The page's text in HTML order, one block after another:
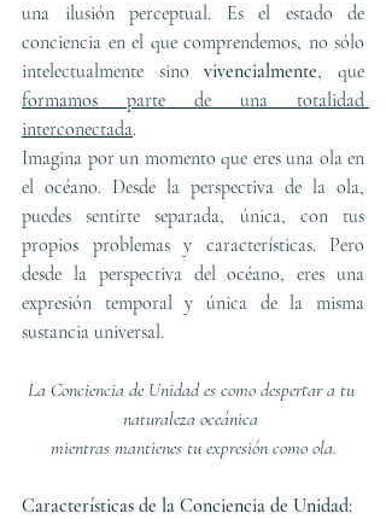
una ilusión perceptual. Es el estado de
conciencia en el que comprendemos, no sólo
intelectualmente sino vivencialmente
formamos parte de una totalidad
interconectada.
Imagina por un momento que eres una ola en
el océano. Desde la perspectiva de la ola,
puedes sentirte separada, única, con tus
propios problemas y características. Pero
desde la perspectiva del océano, eres una
expresión temporal y única de la misma
sustancia universal.
La Conciencia de Unidad es como despertar a tu
naturaleza oceánica
mientras mantienes tu expresión como ola.
Características de la Conciencia de Unidad: